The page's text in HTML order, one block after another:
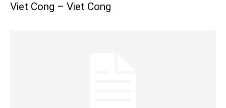
Viet Cong – Viet Cong